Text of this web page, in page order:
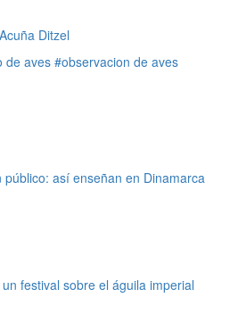
Ditzel
de aves #observacion de aves
así enseñan en Dinamarca
festival sobre el águila imperial